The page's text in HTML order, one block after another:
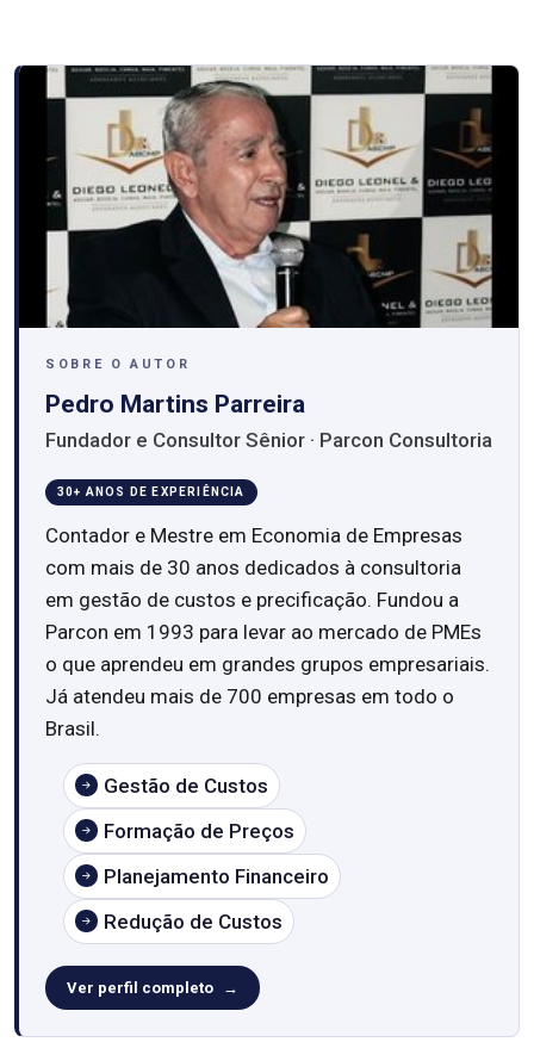
SOBRE O AUTOR
Pedro Martins Parreira
Fundador e Consultor Sênior · Parcon Consultoria
30+ ANOS DE EXPERIÊNCIA
Contador e Mestre em Economia de Empresas
com mais de 30 anos dedicados à consultoria
em gestão de custos e precificação. Fundou a
Parcon em 1993 para levar ao mercado de PMEs
o que aprendeu em grandes grupos empresariais.
Já atendeu mais de 700 empresas em todo o
Brasil.
Gestão de Custos
Formação de Preços
Planejamento Financeiro
Redução de Custos
Ver perfil completo